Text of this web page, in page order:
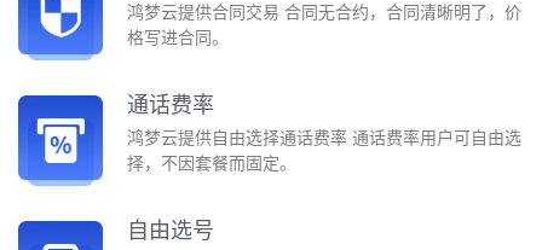
鸿梦云提供合同交易 合同无合约，合同清晰明了，价
格写进合同。
通话费率
鸿梦云提供自由选择通话费率 通话费率用户可自由选
择，不因套餐而固定。
自由选号